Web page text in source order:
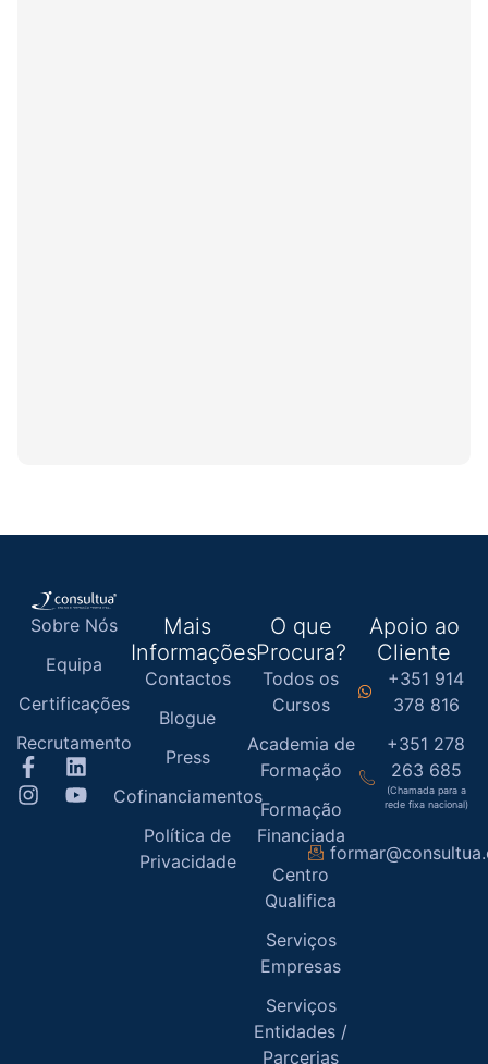
Sobre Nós
Equipa
Certificações
Recrutamento
Mais
Informações
Contactos
Blogue
Press
Cofinanciamentos
Política de
Privacidade
O que
Procura?
Todos os
Cursos
Academia de
Formação
Formação
Financiada
Centro
Qualifica
Serviços
Empresas
Serviços
Entidades /
Parcerias
Apoio ao
Cliente
+351 914
378 816
+351 278
263 685
(Chamada para a
rede fixa nacional)